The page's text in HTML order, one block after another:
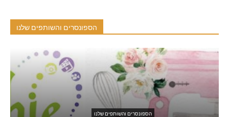
הספונסרים והשותפים שלנו
הספונסרים והשותפים שלנו